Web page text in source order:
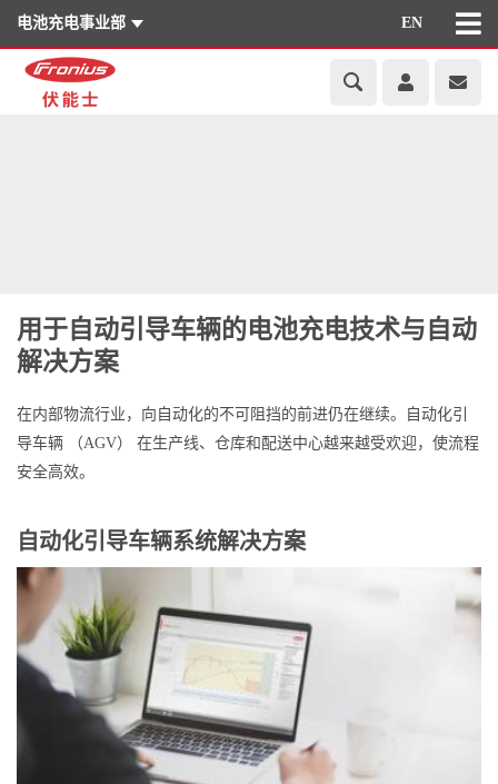
电池充电事业部 EN
用于自动引导车辆的电池充电技术与自动
解决方案
在内部物流行业，向自动化的不可阻挡的前进仍在继续。自动化引
导车辆 （AGV） 在生产线、仓库和配送中心越来越受欢迎，使流程
安全高效。
自动化引导车辆系统解决方案